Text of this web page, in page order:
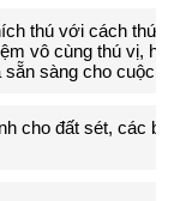
thú với cách
vô cùng thú vị,
sàng cho cuộc
cho đất sét, các